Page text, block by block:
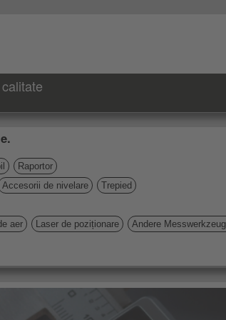
Raportor
Accesorii de nivelare
Trepied
aer Laser de poziționare
Andere